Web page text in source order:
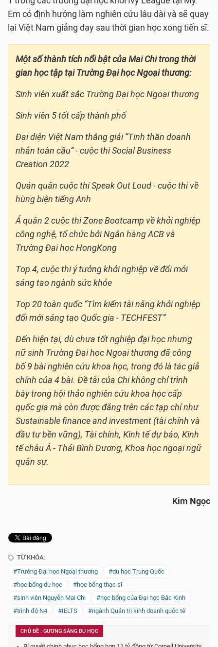
Em có định hướng làm nghiên cứu lâu dài và sẽ quay
lại Việt Nam giảng dạy sau thời gian học xong tiến sĩ.
Một số thành tích nổi bật của Mai Chi trong thời
gian học tập tại Trường Đại học Ngoại thương:
Sinh viên xuất sắc Trường Đại học Ngoại thương
Sinh viên 5 tốt cấp thành phố
Đại diện Việt Nam thắng giải “Tinh thần doanh
nhân toàn cầu” - cuộc thi Social Business
Creation 2022
Quán quân cuộc thi Speak Out Loud - cuộc thi về
hùng biện tiếng Anh
Á quân 2 cuộc thi Zone Bootcamp về khởi nghiệp
công nghệ, tổ chức bởi Ngân hàng ACB và
Trường Đại học HongKong
Top 4, cuộc thi ý tưởng khởi nghiệp về đổi mới
sáng tạo ngành sức khỏe
Top 20 toàn quốc “Tìm kiếm tài năng khởi nghiệp
đổi mới sáng tạo Quốc gia - TECHFEST”
Đến hiện tại, dù chưa tốt nghiệp đại học nhưng
nữ sinh Trường Đại học Ngoại thương đã công
bố 9 bài nghiên cứu khoa học, trong đó là tác giả
chính của 4 bài. Đề tài của Chi không chỉ trình
bày trong hội thảo nghiên cứu khoa học cấp
quốc gia mà còn được đăng trên các tạp chí như
Sustainable finance and investment (tài chính và
đầu tư bền vững), Tài chính, Kinh tế dự báo, Kinh
tế châu Á - Thái Bình Dương, Khoa học ngoại ngữ
quân sự.
Kim Ngọc
TỪ KHÓA:
#Trường Đại học Ngoại thương
#du học Trung Quốc
#học bổng du học
#học bổng thạc sĩ
#sinh viên Nguyễn Mai Chi
#học bổng của Đại học Bắc Kinh
#trình độ N4
#IELTS #ngành Quản trị kinh doanh quốc tế
CHỦ ĐỀ : GƯƠNG SÁNG DU HỌC